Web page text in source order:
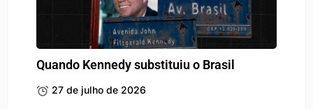
Quando Kennedy substituiu o Brasil
27 de julho de 2026